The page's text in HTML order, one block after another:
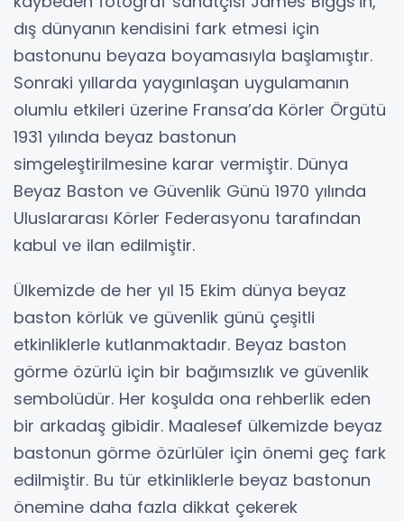
dış dünyanın kendisini fark etmesi için
bastonunu beyaza boyamasıyla başlamıştır.
Sonraki yıllarda yaygınlaşan uygulamanın
olumlu etkileri üzerine Fransa’da Körler Örgütü
1931 yılında beyaz bastonun
simgeleştirilmesine karar vermiştir. Dünya
Beyaz Baston ve Güvenlik Günü 1970 yılında
Uluslararası Körler Federasyonu tarafından
kabul ve ilan edilmiştir.
Ülkemizde de her yıl 15 Ekim dünya beyaz
baston körlük ve güvenlik günü çeşitli
etkinliklerle kutlanmaktadır. Beyaz baston
görme özürlü için bir bağımsızlık ve güvenlik
sembolüdür. Her koşulda ona rehberlik eden
bir arkadaş gibidir. Maalesef ülkemizde beyaz
bastonun görme özürlüler için önemi geç fark
edilmiştir. Bu tür etkinliklerle beyaz bastonun
önemine daha fazla dikkat çekerek